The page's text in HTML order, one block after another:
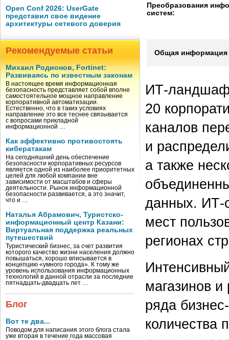
Open Conf 2026: UserGate
представил свое видение
архитектуры сетевого доверия
Рекомендуемые статьи
Михаил Родионов, Fortinet:
Развиваясь по известным законам
В настоящее время информационная
безопасность представляет собой вполне
самостоятельное мощное направление
корпоративной автоматизации.
Естественно, что в таких условиях
направление это все теснее связывается
с вопросами прикладной
информационной …
Как эффективно противостоять
кибератакам
На сегодняшний день обеспечение
безопасности корпоративных ресурсов
является одной из наиболее приоритетных
целей для любой компании вне
зависимости от масштабов и сферы
деятельности. Рынок информационной
безопасности развивается, а это значит,
что и …
Наталья Абрамович, Туристско-
информационный центр Казани:
Виртуальная поддержка реальных
путешествий
Туристический бизнес, за счет развития
которого качество жизни населения должно
повышаться, хорошо вписывается в
концепцию «умного города». К тому же
уровень использования информационных
технологий в данной отрасли за последние
пятнадцать-двадцать лет …
Блог
Вот те два...
Поводом для написания этого блога стала
уже вторая в течение года массовая
Преобразования
систем:
Общая информация
ИТ-
20
каналов
и
а также
данных. ИТ-
мест
регионах
магазинов
ряда
количества